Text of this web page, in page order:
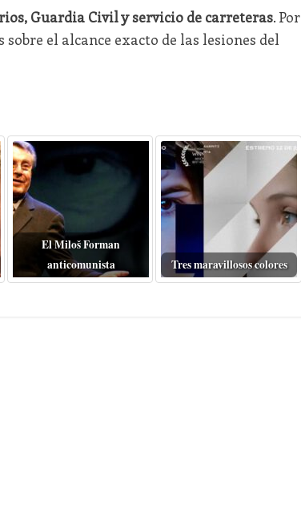
Guardia Civil y servicio de carreteras. Por
el alcance exacto de las lesiones del
El Miloš Forman
anticomunista
Tres maravillosos colores